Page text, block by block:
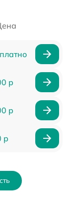
р
р
р